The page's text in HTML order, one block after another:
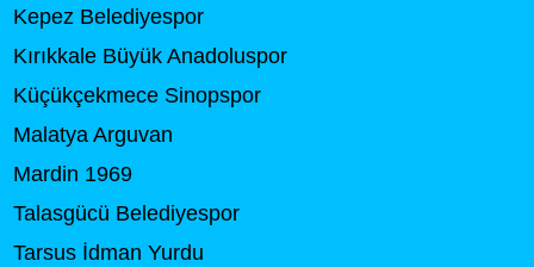
Kepez Belediyespor
Kırıkkale Büyük Anadoluspor
Küçükçekmece Sinopspor
Malatya Arguvan
Mardin 1969
Talasgücü Belediyespor
Tarsus İdman Yurdu